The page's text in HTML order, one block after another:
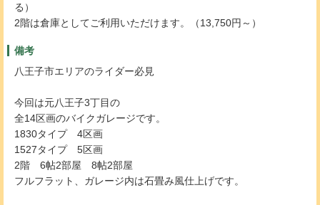
る）
2階は倉庫としてご利用いただけます。（13,750円～）
備考
八王子市エリアのライダー必見
今回は元八王子3丁目の
全14区画のバイクガレージです。
1830タイプ 4区画
1527タイプ 5区画
2階 6帖2部屋 8帖2部屋
フルフラット、ガレージ内は石畳み風仕上げです。